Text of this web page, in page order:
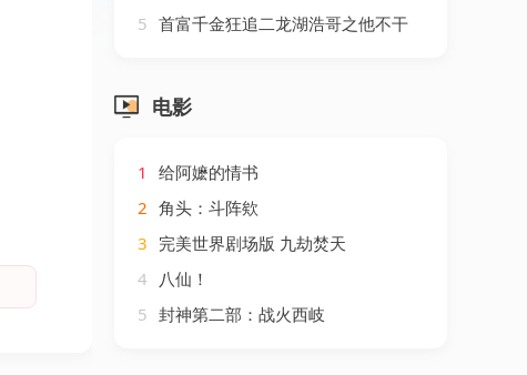
5 首富千金狂追二龙湖浩哥之他不干
电影
1
给阿嬷的情书
2 角头：斗阵欸
3 完美世界剧场版 九劫焚天
4
八仙！
5 封神第二部：战火西岐